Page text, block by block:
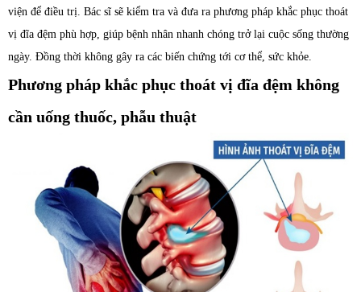
viện để điều trị. Bác sĩ sẽ kiểm tra và đưa ra phương pháp khắc phục thoát
vị đĩa đệm phù hợp, giúp bệnh nhân nhanh chóng trở lại cuộc sống thường
ngày. Đồng thời không gây ra các biến chứng tới cơ thể, sức khỏe.
Phương pháp khắc phục thoát vị đĩa đệm không
cần uống thuốc, phẫu thuật